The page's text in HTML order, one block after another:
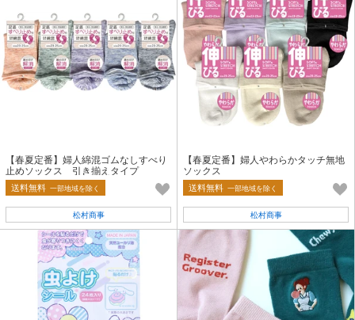
【春夏定番】婦人綿混ゴムなしすべり
止めソックス 引き揃えタイプ
送料無料 一部地域を除く
松村商事
【春夏定番】婦人やわらかタッチ無地
ソックス
送料無料 一部地域を除く
松村商事